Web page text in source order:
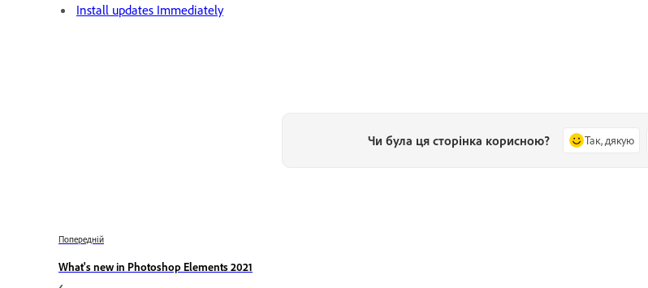
Install updates Immediately
Чи була ця сторінка корисною? Так, дякую
Попередній
What's new in Photoshop Elements 2021